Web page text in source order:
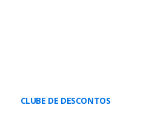
CLUBE DE DESCONTOS